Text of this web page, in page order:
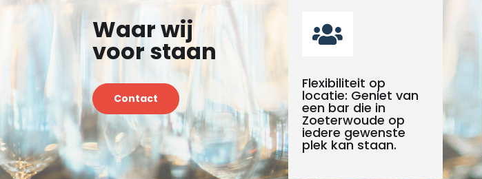
Waar wij
voor staan
Contact

Flexibiliteit op
locatie: Geniet van
een bar die in
Zoeterwoude op
iedere gewenste
plek kan staan.